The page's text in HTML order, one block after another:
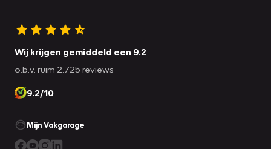
Wij krijgen gemiddeld een 9.2
o.b.v. ruim 2.725 reviews
9.2/10
Mijn Vakgarage